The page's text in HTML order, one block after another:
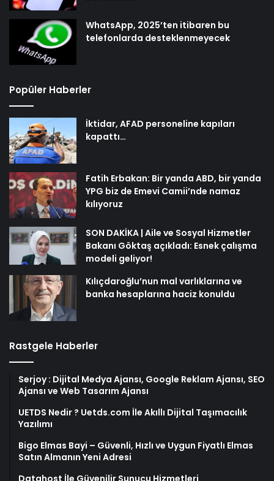
WhatsApp, 2025’ten itibaren bu
telefonlarda desteklenmeyecek
Popüler Haberler
İktidar, AFAD personeline kapıları
kapattı…
Fatih Erbakan: Bir yanda ABD, bir yanda
YPG biz de Emevi Camii’nde namaz
kılıyoruz
SON DAKİKA | Aile ve Sosyal Hizmetler
Bakanı Göktaş açıkladı: Esnek çalışma
modeli geliyor!
Kılıçdaroğlu’nun mal varlıklarına ve
banka hesaplarına haciz konuldu
Rastgele Haberler
Serjoy : Dijital Medya Ajansı, Google Reklam Ajansı, SEO
Ajansı ve Web Tasarım Ajansı
UETDS Nedir ? Uetds.com İle Akıllı Dijital Taşımacılık
Yazılımı
Bigo Elmas Bayi – Güvenli, Hızlı ve Uygun Fiyatlı Elmas
Satın Almanın Yeni Adresi
Datahost İle Güvenilir Sunucu Hizmetleri